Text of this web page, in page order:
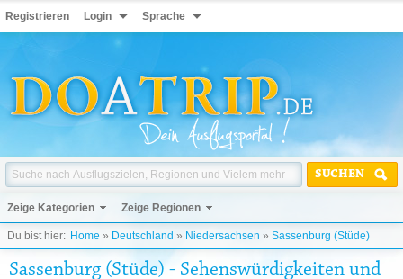
Registrieren Login Sprache
SUCHEN
Zeige Kategorien Zeige Regionen
Du bist hier: Home » Deutschland » Niedersachsen » Sassenburg (Stüde)
Sassenburg (Stüde) - Sehenswürdigkeiten und